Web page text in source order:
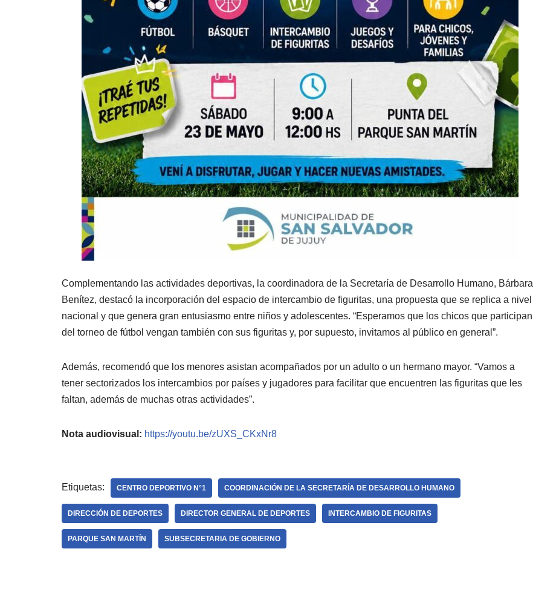
Complementando las actividades deportivas, la coordinadora de la Secretaría de Desarrollo Humano, Bárbara
Benítez, destacó la incorporación del espacio de intercambio de figuritas, una propuesta que se replica a nivel
nacional y que genera gran entusiasmo entre niños y adolescentes. “Esperamos que los chicos que participan
del torneo de fútbol vengan también con sus figuritas y, por supuesto, invitamos al público en general”.
Además, recomendó que los menores asistan acompañados por un adulto o un hermano mayor. “Vamos a
tener sectorizados los intercambios por países y jugadores para facilitar que encuentren las figuritas que les
faltan, además de muchas otras actividades”.
Nota audiovisual: https://youtu.be/zUXS_CKxNr8
Etiquetas: CENTRO DEPORTIVO N°1 COORDINACIÓN DE LA SECRETARÍA DE DESARROLLO HUMANO
DIRECCIÓN DE DEPORTES DIRECTOR GENERAL DE DEPORTES INTERCAMBIO DE FIGURITAS
PARQUE SAN MARTÍN SUBSECRETARIA DE GOBIERNO